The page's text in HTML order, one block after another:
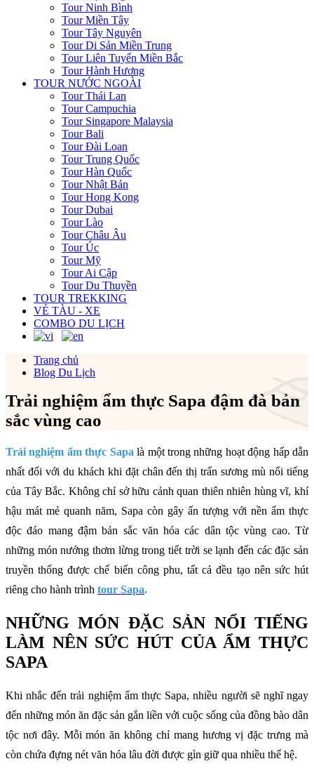
Tour Ninh Bình
Tour Miền Tây
Tour Tây Nguyên
Tour Di Sản Miền Trung
Tour Liên Tuyến Miền Bắc
Tour Hành Hương
TOUR NƯỚC NGOÀI
Tour Thái Lan
Tour Campuchia
Tour Singapore Malaysia
Tour Bali
Tour Đài Loan
Tour Trung Quốc
Tour Hàn Quốc
Tour Nhật Bản
Tour Hong Kong
Tour Dubai
Tour Lào
Tour Châu Âu
Tour Úc
Tour Mỹ
Tour Ai Cập
Tour Du Thuyền
TOUR TREKKING
VÉ TÀU - XE
COMBO DU LỊCH
Trang chủ
Blog Du Lịch
Trải nghiệm ẩm thực Sapa đậm đà bản
sắc vùng cao
Trải nghiệm ẩm thực Sapa là một trong những hoạt động hấp dẫn
nhất đối với du khách khi đặt chân đến thị trấn sương mù nổi tiếng
của Tây Bắc. Không chỉ sở hữu cảnh quan thiên nhiên hùng vĩ, khí
hậu mát mẻ quanh năm, Sapa còn gây ấn tượng với nền ẩm thực
độc đáo mang đậm bản sắc văn hóa các dân tộc vùng cao. Từ
những món nướng thơm lừng trong tiết trời se lạnh đến các đặc sản
truyền thống được chế biến công phu, tất cả đều tạo nên sức hút
riêng cho hành trình tour Sapa.
NHỮNG MÓN ĐẶC SẢN NỔI TIẾNG
LÀM NÊN SỨC HÚT CỦA ẨM THỰC
SAPA
Khi nhắc đến trải nghiệm ẩm thực Sapa, nhiều người sẽ nghĩ ngay
đến những món ăn đặc sản gắn liền với cuộc sống của đồng bào dân
tộc nơi đây. Mỗi món ăn không chỉ mang hương vị đặc trưng mà
còn chứa đựng nét văn hóa lâu đời được gìn giữ qua nhiều thế hệ.